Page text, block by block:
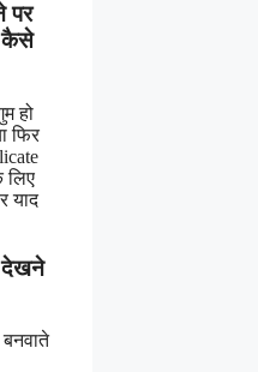
पर
कैसे
हो
फिर
लिए
याद
देखने